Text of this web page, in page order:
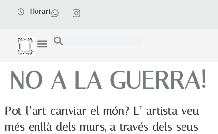
Horari
NO A LA GUERRA!
Pot l’art canviar el món? L’ artista veu
més enllà dels murs, a través dels seus